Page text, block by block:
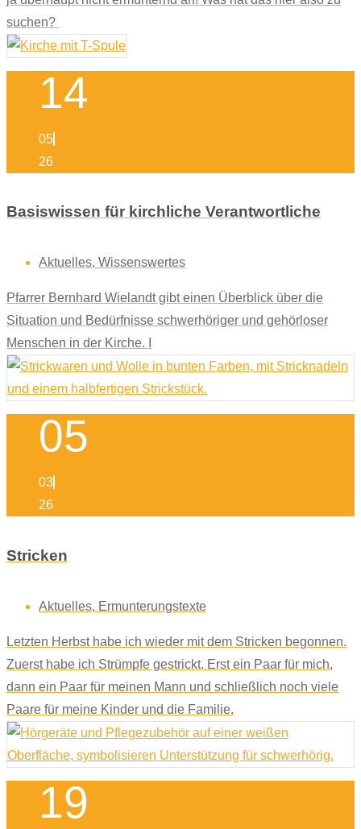
suchen?
14
05
26
Basiswissen für kirchliche Verantwortliche
Aktuelles, Wissenswertes
Pfarrer Bernhard Wielandt gibt einen Überblick über die
Situation und Bedürfnisse schwerhöriger und gehörloser
Menschen in der Kirche. I
05
03
26
Stricken
Aktuelles, Ermunterungstexte
Letzten Herbst habe ich wieder mit dem Stricken begonnen.
Zuerst habe ich Strümpfe gestrickt. Erst ein Paar für mich,
dann ein Paar für meinen Mann und schließlich noch viele
Paare für meine Kinder und die Familie.
19